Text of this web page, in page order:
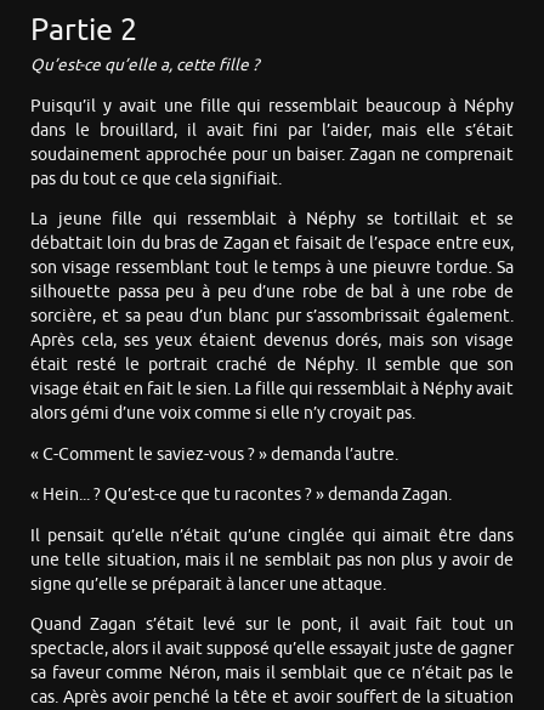
Partie 2
Qu’est-ce qu’elle a, cette fille ?
Puisqu’il y avait une fille qui ressemblait beaucoup à Néphy
dans le brouillard, il avait fini par l’aider, mais elle s’était
soudainement approchée pour un baiser. Zagan ne comprenait
pas du tout ce que cela signifiait.
La jeune fille qui ressemblait à Néphy se tortillait et se
débattait loin du bras de Zagan et faisait de l’espace entre eux,
son visage ressemblant tout le temps à une pieuvre tordue. Sa
silhouette passa peu à peu d’une robe de bal à une robe de
sorcière, et sa peau d’un blanc pur s’assombrissait également.
Après cela, ses yeux étaient devenus dorés, mais son visage
était resté le portrait craché de Néphy. Il semble que son
visage était en fait le sien. La fille qui ressemblait à Néphy avait
alors gémi d’une voix comme si elle n’y croyait pas.
« C-Comment le saviez-vous ? » demanda l’autre.
« Hein... ? Qu’est-ce que tu racontes ? » demanda Zagan.
Il pensait qu’elle n’était qu’une cinglée qui aimait être dans
une telle situation, mais il ne semblait pas non plus y avoir de
signe qu’elle se préparait à lancer une attaque.
Quand Zagan s’était levé sur le pont, il avait fait tout un
spectacle, alors il avait supposé qu’elle essayait juste de gagner
sa faveur comme Néron, mais il semblait que ce n’était pas le
cas. Après avoir penché la tête et avoir souffert de la situation